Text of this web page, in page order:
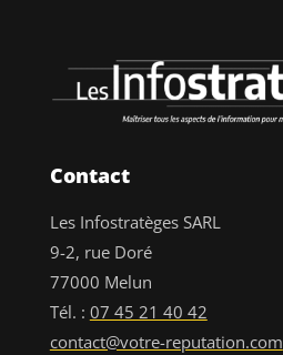
Contact
Les Infostratèges SARL
9-2, rue Doré
77000 Melun
Tél. : 07 45 21 40 42
contact@votre-reputation.com